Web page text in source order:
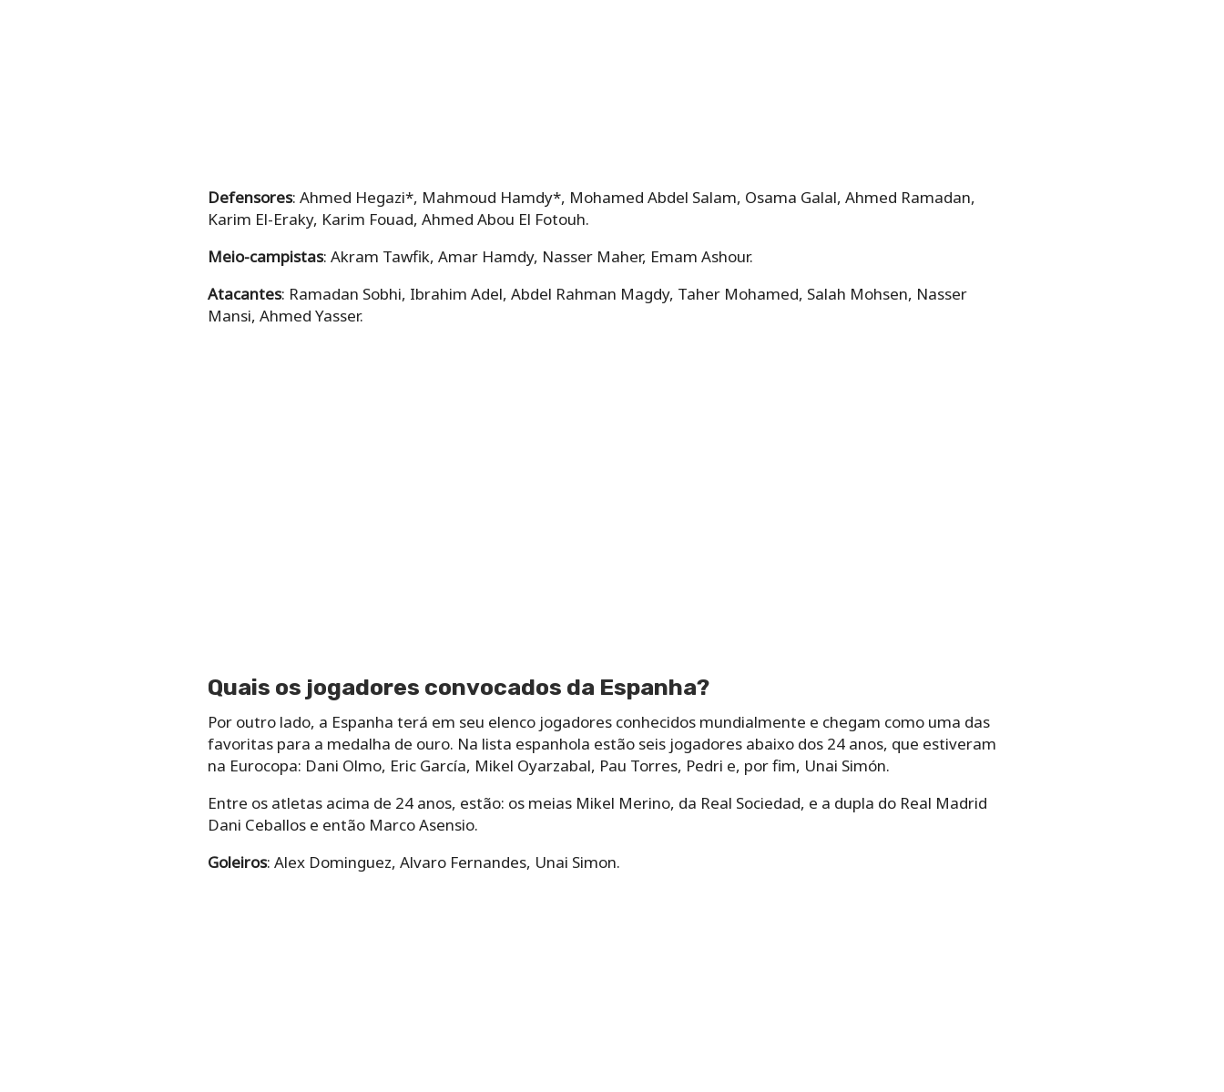
Defensores: Ahmed Hegazi*, Mahmoud Hamdy*, Mohamed Abdel Salam, Osama Galal, Ahmed Ramadan,
Karim El-Eraky, Karim Fouad, Ahmed Abou El Fotouh.
Meio-campistas: Akram Tawfik, Amar Hamdy, Nasser Maher, Emam Ashour.
Atacantes: Ramadan Sobhi, Ibrahim Adel, Abdel Rahman Magdy, Taher Mohamed, Salah Mohsen, Nasser
Mansi, Ahmed Yasser.
Quais os jogadores convocados da Espanha?
Por outro lado, a Espanha terá em seu elenco jogadores conhecidos mundialmente e chegam como uma das
favoritas para a medalha de ouro. Na lista espanhola estão seis jogadores abaixo dos 24 anos, que estiveram
na Eurocopa: Dani Olmo, Eric García, Mikel Oyarzabal, Pau Torres, Pedri e, por fim, Unai Simón.
Entre os atletas acima de 24 anos, estão: os meias Mikel Merino, da Real Sociedad, e a dupla do Real Madrid
Dani Ceballos e então Marco Asensio.
Goleiros: Alex Dominguez, Alvaro Fernandes, Unai Simon.